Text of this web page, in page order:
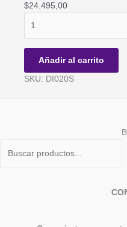
$24.495,00
NIÑA
(5-
6
Añadir al carrito
SKU: DI020S